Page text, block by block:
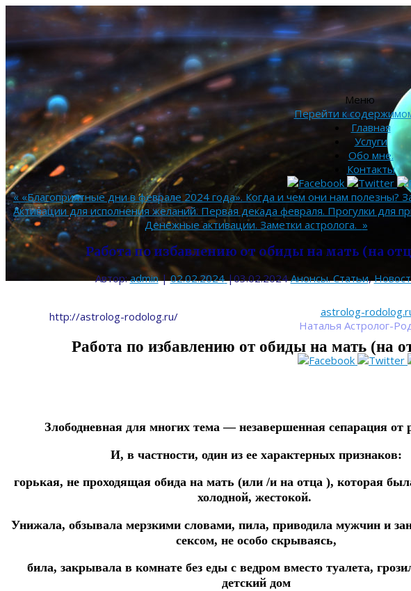
astrolog-
Наталья Астролог-
Меню
Перейти к
Главная
Услуги
Обо мне.
Контакты
« «Благоприятные дни в феврале 2024 года». Когда и чем они нам полезны?
Активации для исполнения желаний. Первая декада февраля. Прогулки для
Денежные активации. Заметки астролога. »
Работа по избавлению от обиды на мать (на
Автор:admin | 02.02.2024 |03.02.2024 Анонсы. Статьи,
http://astrolog-rodolog.ru/
Работа по избавлению от обиды на мать (на
Злободневная для многих тема — незавершенная сепарация от
И, в частности, один из ее характерных признаков:
горькая, не проходящая обида на мать (или /и на отца ), которая
холодной, жестокой.
Унижала, обзывала мерзкими словами, пила, приводила мужчин и
сексом, не особо скрываясь,
била, закрывала в комнате без еды с ведром вместо туалета,
детский дом